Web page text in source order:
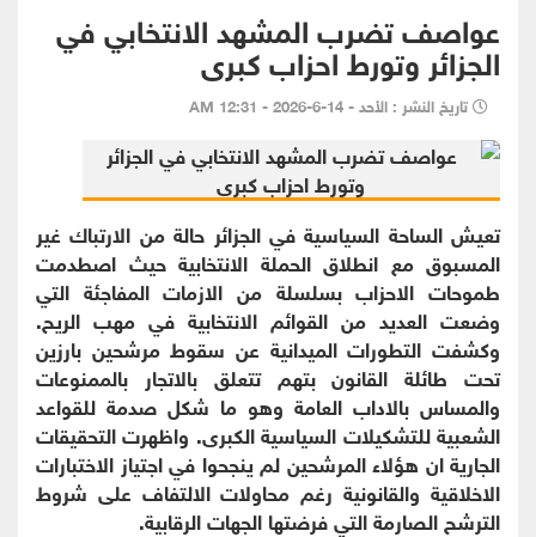
عواصف تضرب المشهد الانتخابي في
الجزائر وتورط احزاب كبرى
تاريخ النشر : الأحد - 14-6-2026 - 12:31 AM
تعيش الساحة السياسية في الجزائر حالة من الارتباك غير
المسبوق مع انطلاق الحملة الانتخابية حيث اصطدمت
طموحات الاحزاب بسلسلة من الازمات المفاجئة التي
وضعت العديد من القوائم الانتخابية في مهب الريح.
وكشفت التطورات الميدانية عن سقوط مرشحين بارزين
تحت طائلة القانون بتهم تتعلق بالاتجار بالممنوعات
والمساس بالاداب العامة وهو ما شكل صدمة للقواعد
الشعبية للتشكيلات السياسية الكبرى. واظهرت التحقيقات
الجارية ان هؤلاء المرشحين لم ينجحوا في اجتياز الاختبارات
الاخلاقية والقانونية رغم محاولات الالتفاف على شروط
الترشح الصارمة التي فرضتها الجهات الرقابية.